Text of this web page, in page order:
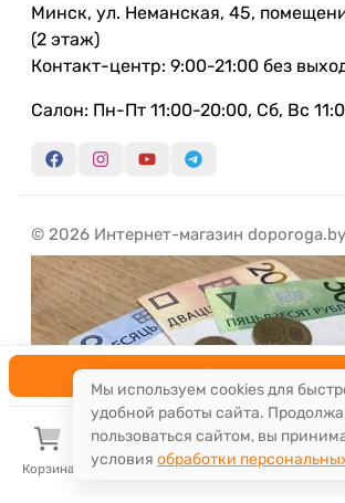
В корзину
Корзина Избранное Сравнение
Минск, ул. Неманская, 45,
(2 этаж)
Контакт-центр: 9:00-21:00 без
Салон: Пн-Пт 11:00-20:00, Сб, Вс
© 2026 Интернет-магазин doporoga.by
Мы используем cookies для
удобной работы сайта.
пользоваться сайтом, вы
условия обработки